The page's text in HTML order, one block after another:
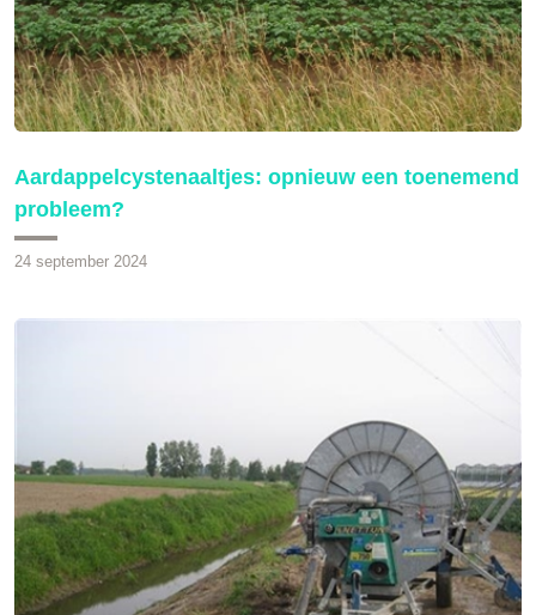
Aardappelcystenaaltjes: opnieuw een toenemend
probleem?
24 september 2024